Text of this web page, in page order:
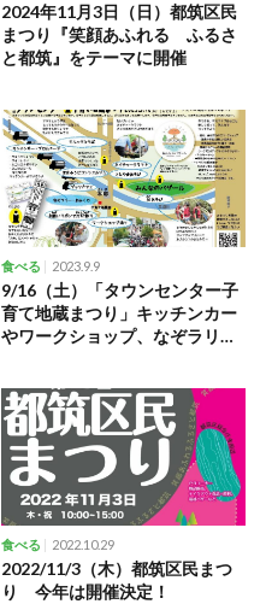
2024年11月3日（日）都筑区民
まつり『笑顔あふれる ふるさ
と都筑』をテーマに開催
食べる 2023.9.9
9/16（土）「タウンセンター子
育て地蔵まつり」キッチンカー
やワークショップ、なぞラリー
食べる 2022.10.29
2022/11/3（木）都筑区民まつ
り 今年は開催決定！